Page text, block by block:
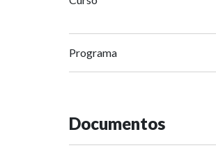
Programa
Documentos